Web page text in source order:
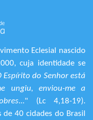
Eclesial nascido
cuja identidade se
Espírito do Senhor está
ungiu, enviou-me a
" (Lc 4,18-19).
40 cidades do Brasil